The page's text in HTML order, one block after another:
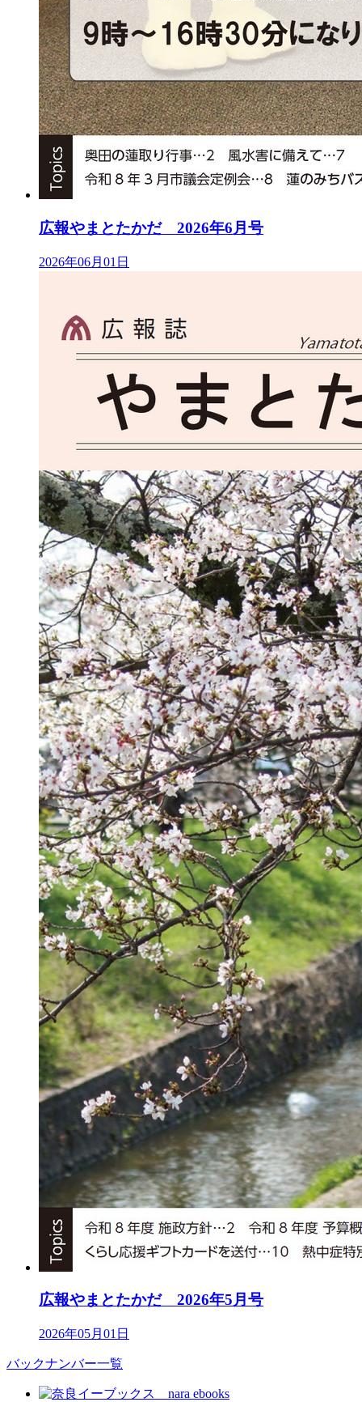
広報やまとたかだ 2026年6月号
2026年06月01日
広報やまとたかだ 2026年5月号
2026年05月01日
バックナンバー一覧